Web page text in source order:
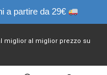
a partire da 29€
miglior al miglior prezzo su